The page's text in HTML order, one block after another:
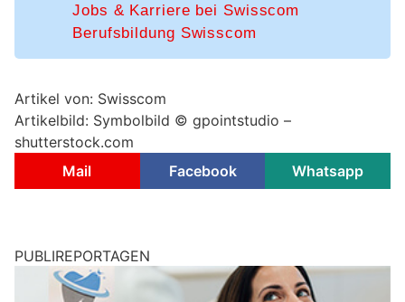
Jobs & Karriere bei Swisscom
Berufsbildung Swisscom
Artikel von: Swisscom
Artikelbild: Symbolbild © gpointstudio –
shutterstock.com
Mail
Facebook Whatsapp
PUBLIREPORTAGEN